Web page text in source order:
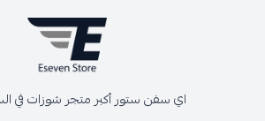
اي سفن ستور أكبر متجر شوزات في